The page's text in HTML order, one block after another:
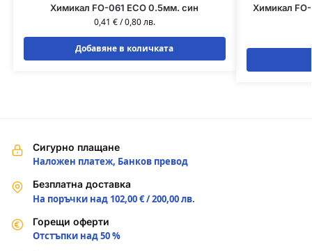
Химикал FO-061 ECO 0.5мм. син
0,41 €/0,80лв.
Добавяне в количката
Химикал
Сигурно плащане
Наложен платеж, Банков превод
Безплатна доставка
На поръчки над 102,00 € / 200,00 лв.
Горещи оферти
Отстъпки над 50 %